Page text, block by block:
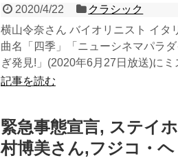
2020/4/22
クラシック
横山令奈さん バイオリニスト イタ
曲名「四季」「ニューシネマパラ
ぎ発見!」(2020年6月27日放送)に
記事を読む
緊急事態宣言, ステイ
村博美さん,フジコ・